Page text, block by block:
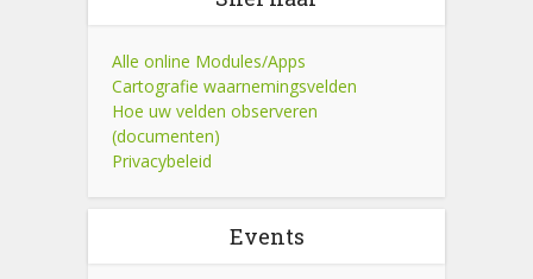
Alle online Modules/Apps
Cartografie waarnemingsvelden
Hoe uw velden observeren
(documenten)
Privacybeleid
Events